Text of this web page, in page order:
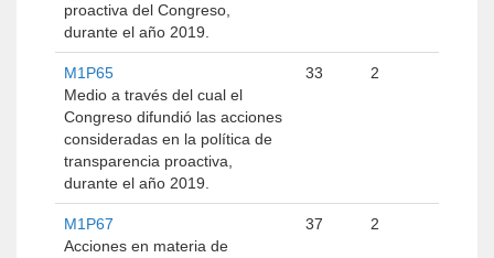
proactiva del Congreso,
durante el año 2019.
M1P65
Medio a través del cual el
Congreso difundió las acciones
consideradas en la política de
transparencia proactiva,
durante el año 2019.
33 2
M1P67
Acciones en materia de
37 2